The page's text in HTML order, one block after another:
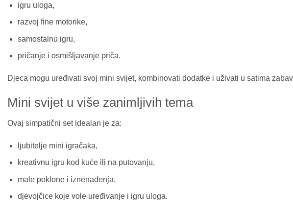
igru uloga,
razvoj fine motorike,
samostalnu igru,
pričanje i osmišljavanje priča.
Djeca mogu uređivati svoj mini svijet, kombinovati dodatke i uživati u satima
Mini svijet u više zanimljivih tema
Ovaj simpatični set idealan je za:
ljubitelje mini igračaka,
kreativnu igru kod kuće ili na putovanju,
male poklone i iznenađenja,
djevojčice koje vole uređivanje i igru uloga.